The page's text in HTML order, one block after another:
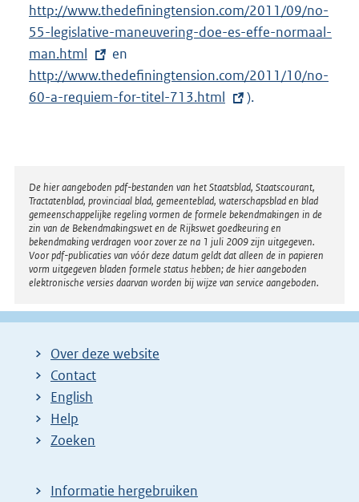
:
e
l
n
k
E
x
t
e
r
i
n
k
:
http://www.thedefiningtension.com/2011/09/no-
55-legislative-maneuvering-doe-es-effe-normaal-
man.html
en
x
t
e
l
i
n
k
:
http://www.thedefiningtension.com/2011/10/no-
60-a-requiem-for-titel-713.html
).
Disclaimer
De hier aangeboden pdf-bestanden van het Staatsblad, Staatscourant,
Tractatenblad, provinciaal blad, gemeenteblad, waterschapsblad en blad
gemeenschappelijke regeling vormen de formele bekendmakingen in de
zin van de Bekendmakingswet en de Rijkswet goedkeuring en
bekendmaking verdragen voor zover ze na 1 juli 2009 zijn uitgegeven.
Voor pdf-publicaties van vóór deze datum geldt dat alleen de in papieren
vorm uitgegeven bladen formele status hebben; de hier aangeboden
elektronische versies daarvan worden bij wijze van service aangeboden.
Over deze website
Contact
English
Help
Zoeken
Informatie hergebruiken